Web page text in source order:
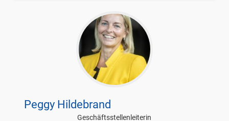
Peggy Hildebrand
Geschäftsstellenleiterin